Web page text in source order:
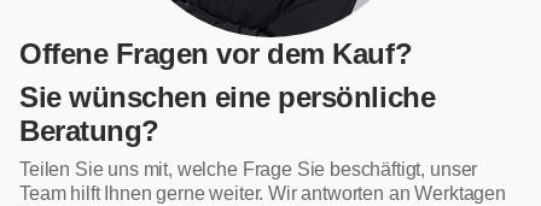
Offene Fragen vor dem Kauf?
Sie wünschen eine persönliche
Beratung?
Teilen Sie uns mit, welche Frage Sie beschäftigt, unser
Team hilft Ihnen gerne weiter. Wir antworten an Werktagen